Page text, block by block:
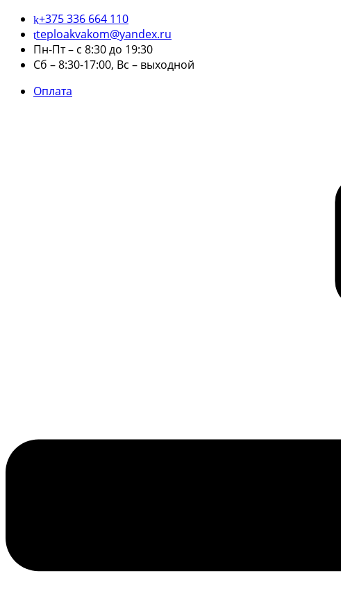
+375 336 664 110
teploakvakom@yandex.ru
Пн-Пт – с 8:30 до 19:30
Сб – 8:30-17:00, Вс – выходной
Оплата